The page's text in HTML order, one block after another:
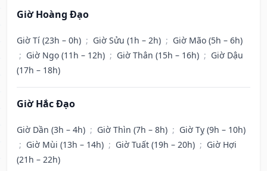
Giờ Hoàng Đạo
Giờ Tí (23h – 0h) ; Giờ Sửu (1h – 2h) ; Giờ Mão (5h – 6h)
; Giờ Ngọ (11h – 12h) ; Giờ Thân (15h – 16h) ; Giờ Dậu
(17h – 18h)
Giờ Hắc Đạo
Giờ Dần (3h – 4h) ; Giờ Thìn (7h – 8h) ; Giờ Tỵ (9h – 10h)
; Giờ Mùi (13h – 14h) ; Giờ Tuất (19h – 20h) ; Giờ Hợi
(21h – 22h)